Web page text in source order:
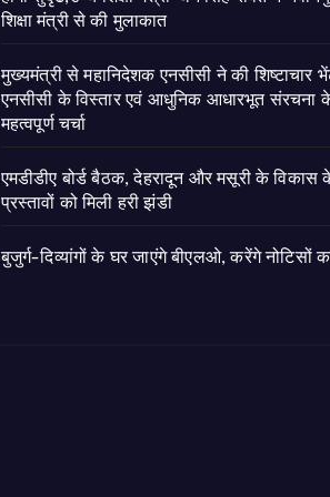
शिक्षा मंत्री से की मुलाकात
मुख्यमंत्री से महानिदेशक एनसीसी ने की शिष्टाचार
एनसीसी के विस्तार एवं आधुनिक आधारभूत संरचना
महत्वपूर्ण चर्चा
एमडीडीए बोर्ड बैठक, देहरादून और मसूरी के विकास
प्रस्तावों को मिली हरी झंडी
बुजुर्ग-दिव्यांगों के घर जाएंगे बीएलओ, करेंगे नोटिसों